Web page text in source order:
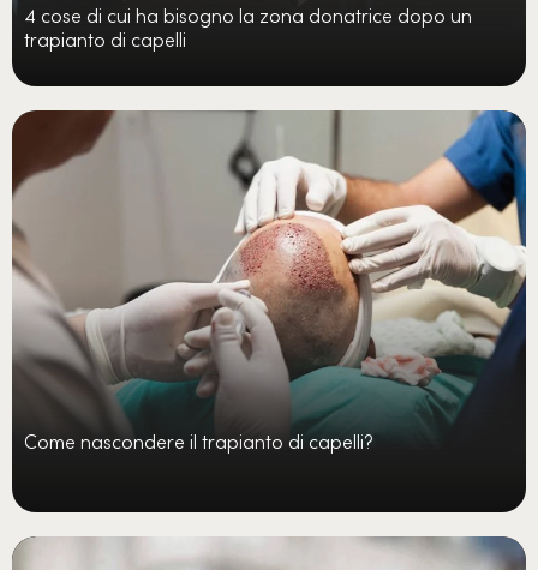
4 cose di cui ha bisogno la zona donatrice dopo un
trapianto di capelli
Come nascondere il trapianto di capelli?